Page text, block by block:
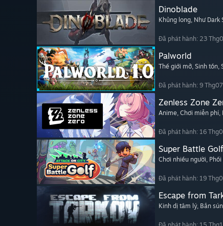
Dinoblade
Khủng long, Như Dark
Đã phát hành: 23
Palworld
Thế giới mở, Sinh tồn,
Đã phát hành: 9
Zenless Zone
Anime, Chơi miễn phí,
Đã phát hành: 16
Super Battle Golf
Chơi nhiều người,
Đã phát hành: 19
Escape from
Kinh dị tâm lý, Bắn